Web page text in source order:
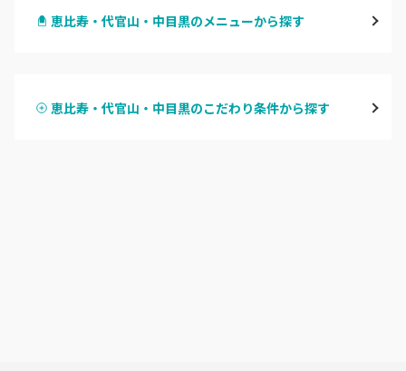
恵比寿・代官山・中目黒のメニューから探す
恵比寿・代官山・中目黒のこだわり条件から探す